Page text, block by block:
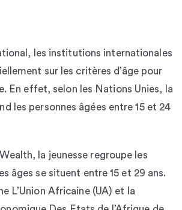
les institutions internationales
sur les critères d’âge pour
En effet, selon les Nations Unies, la
les personnes âgées entre 15 et 24
la jeunesse regroupe les
âges se situent entre 15 et 29 ans.
L’Union Africaine (UA) et la